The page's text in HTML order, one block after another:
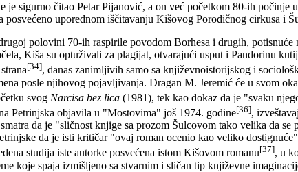
je sigurno čitao Petar Pijanović, a on već početkom 80-ih
posvećeno uporednom iščitavanju Kišovog Porodičnog cirkusa i
polovini 70-ih raspirile povodom Borhesa i drugih,
Kiša su optuživali za plagijat, otvarajući usput i Pandorinu
[34], danas zanimljivih samo sa književnoistorijskog i
posle njihovog pojavljivanja. Dragan M. Jeremić će u svom
svog Narcisa bez lica (1981), tek kao dokaz da je "svaku
Petrinjska objavila u "Mostovima" još 1974. godine[36],
da je "sličnost knjige sa prozom Šulcovom tako velika da
da je isti kritičar "ovaj roman ocenio kao veliko
studija iste autorke posvećena istom Kišovom romanu[37], u
koje spaja izmišljeno sa stvarnim i sličan tip književne